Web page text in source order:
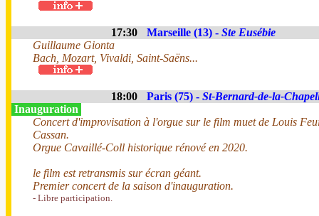
17:30 Marseille (13) - Ste Eusébie
Guillaume Gionta
Bach, Mozart, Vivaldi, Saint-Saëns...
18:00 Paris (75) - St-Bernard-de-la-
Inauguration
Concert d'improvisation à l'orgue sur le film muet de Louis
Cassan.
Orgue Cavaillé-Coll historique rénové en 2020.
le film est retransmis sur écran géant.
Premier concert de la saison d'inauguration.
- Libre participation.